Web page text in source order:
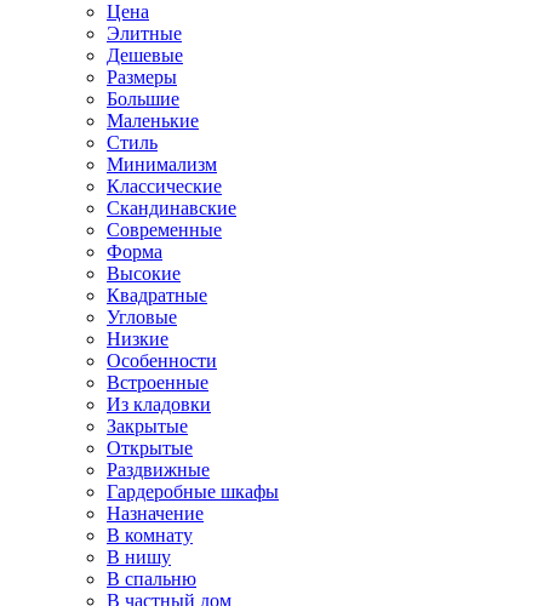
Цена
Элитные
Дешевые
Размеры
Большие
Маленькие
Стиль
Минимализм
Классические
Скандинавские
Современные
Форма
Высокие
Квадратные
Угловые
Низкие
Особенности
Встроенные
Из кладовки
Закрытые
Открытые
Раздвижные
Гардеробные шкафы
Назначение
В комнату
В нишу
В спальню
В частный дом